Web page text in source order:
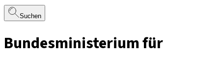
Suchen
Bundesministerium für